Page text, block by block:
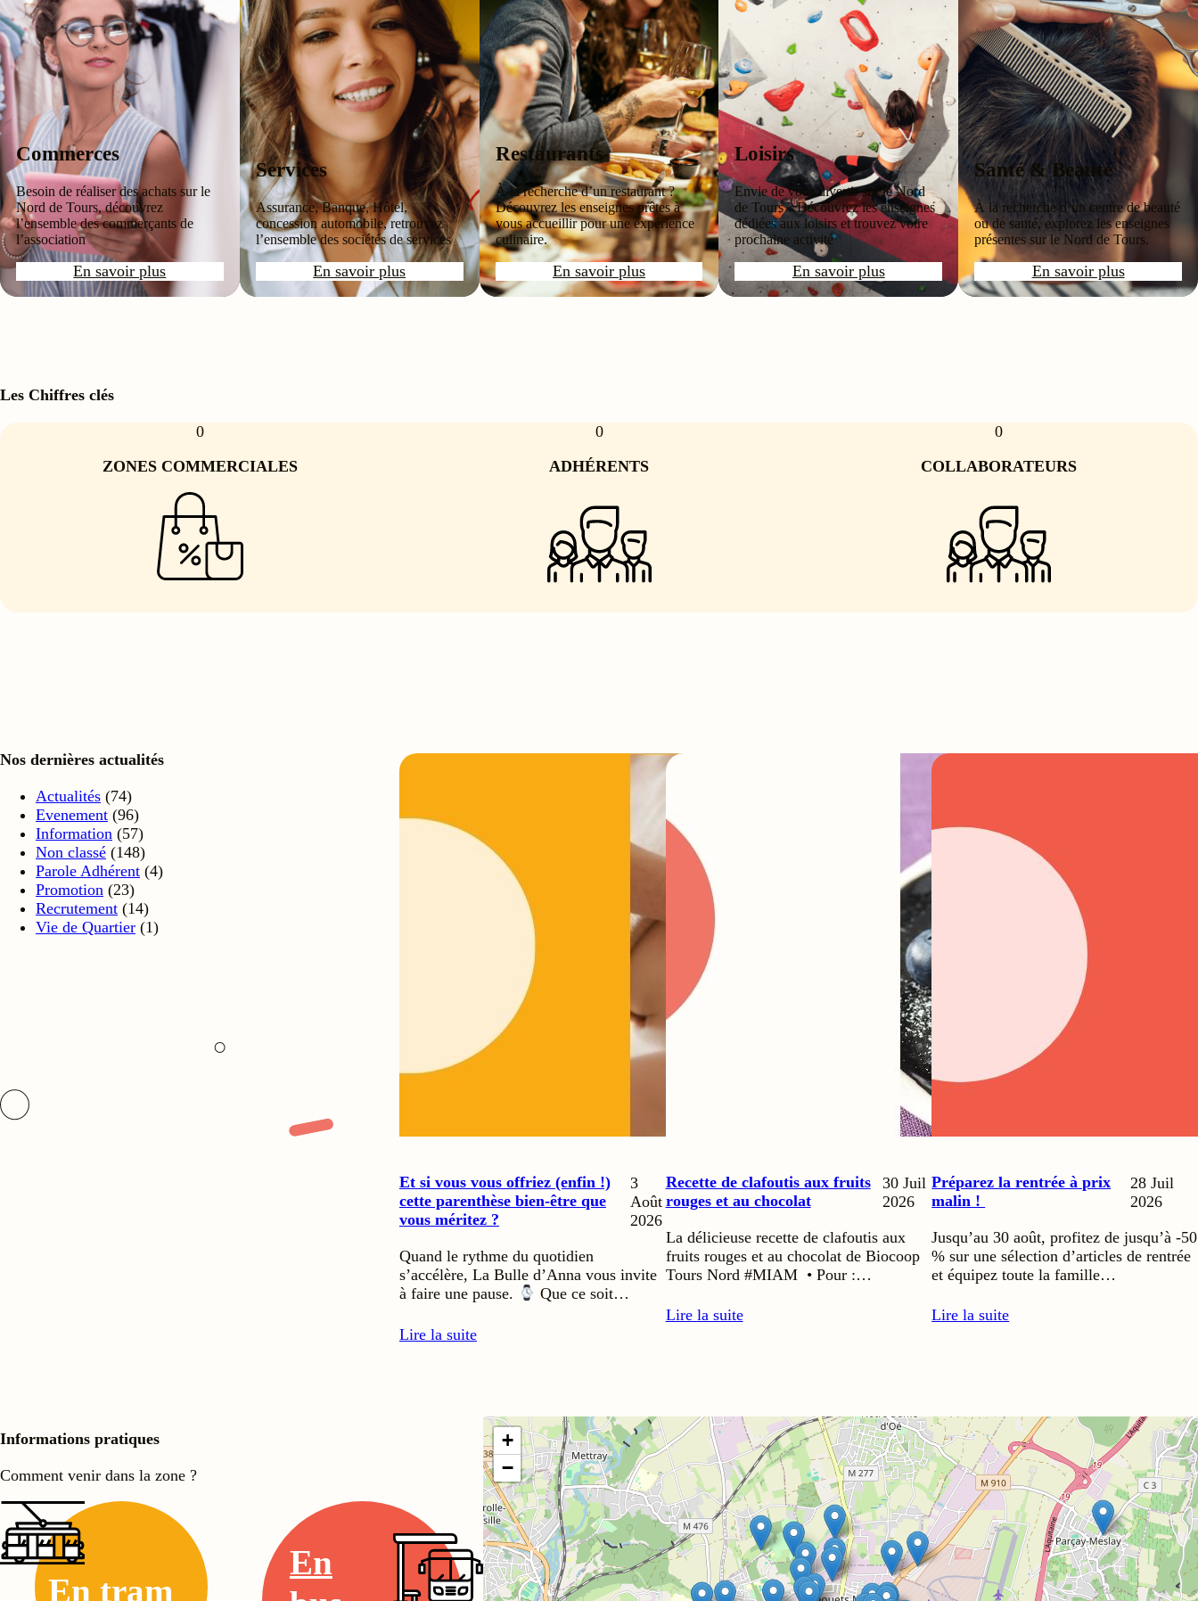
Commerces
Besoin de réaliser des achats sur le
Nord de Tours, découvrez
l’ensemble des commerçants de
l’association
En savoir plus
Services
Assurance, Banque, Hôtel,
concession automobile, retrouvez
l’ensemble des sociétés de services
En savoir plus
Restaurants
À la recherche d’un restaurant ?
Découvrez les enseignes prêtes à
vous accueillir pour une expérience
culinaire.
En savoir plus
Loisirs
Envie de vous divertir sur le Nord
de Tours ? Découvrez les enseignes
dédiées aux loisirs et trouvez votre
prochaine activité
En savoir plus
Santé & Beauté
À la recherche d’un centre de beauté
ou de santé, explorez les enseignes
présentes sur le Nord de Tours.
En savoir plus
Les Chiffres clés
0
ZONES COMMERCIALES
0
ADHÉRENTS
0
COLLABORATEURS
Nos dernières actualités
Actualités (74)
Evenement (96)
Information (57)
Non classé (148)
Parole Adhérent (4)
Promotion (23)
Recrutement (14)
Vie de Quartier (1)
Et si vous vous offriez (enfin !)
cette parenthèse bien-être que
vous méritez ?
3
Août
2026
Quand le rythme du quotidien
s’accélère, La Bulle d’Anna vous invite
à faire une pause.
Que ce soit…
Lire la suite
Recette de clafoutis aux fruits
rouges et au chocolat
30 Juil
2026
La délicieuse recette de clafoutis aux
fruits rouges et au chocolat de Biocoop
Tours Nord #MIAM • Pour :…
Lire la suite
Préparez la rentrée à prix
malin !
28 Juil
2026
Jusqu’au 30 août, profitez de jusqu’à -50
% sur une sélection d’articles de rentrée
et équipez toute la famille…
Lire la suite
Informations pratiques
Comment venir dans la zone ?
En tram
En
+
−